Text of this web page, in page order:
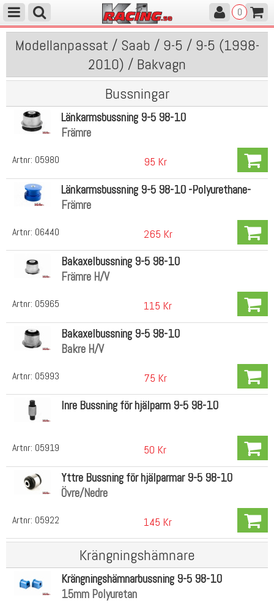
0
Modellanpassat / Saab / 9-5 / 9-5 (1998-
2010) / Bakvagn
Bussningar
Artnr: 05980
Länkarmsbussning 9-5 98-10
Främre
95 Kr
Artnr: 06440
Länkarmsbussning 9-5 98-10 -Polyurethane-
Främre
265 Kr
Artnr: 05965
Bakaxelbussning 9-5 98-10
Främre H/V
115 Kr
Artnr: 05993
Bakaxelbussning 9-5 98-10
Bakre H/V
75 Kr
Artnr: 05919
Inre Bussning för hjälparm 9-5 98-10
50 Kr
Artnr: 05922
Yttre Bussning för hjälparmar 9-5 98-10
Övre/Nedre
145 Kr
Krängningshämnare
Krängningshämnarbussning 9-5 98-10
15mm Polyuretan